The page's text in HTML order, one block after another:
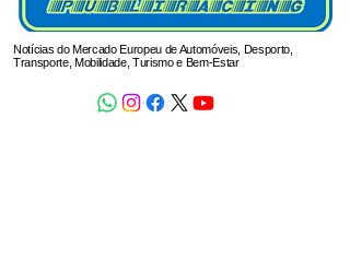
Notícias do Mercado Europeu de Automóveis, Desporto,
Transporte, Mobilidade, Turismo e Bem-Estar